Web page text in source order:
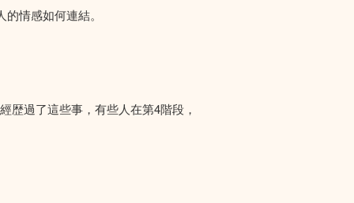
情感如何連結。
歴過了這些事，有些人在第4階段，